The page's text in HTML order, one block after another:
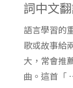
詞中文
語言學習的
歌或故事給
大，常會推
曲。這首「